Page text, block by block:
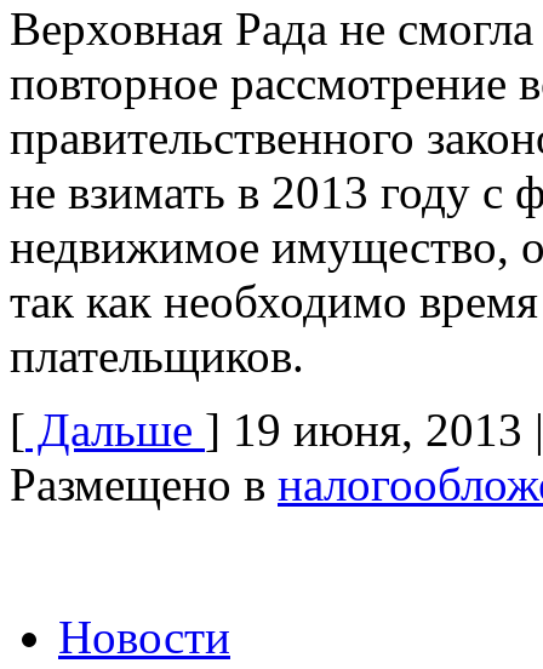
Верховная Рада не
повторное рассмотрение
правительственного
не взимать в 2013 году с
недвижимое имущество,
так как необходимо
плательщиков.
[ Дальше ] 19 июня, 2013
Размещено в
Новости